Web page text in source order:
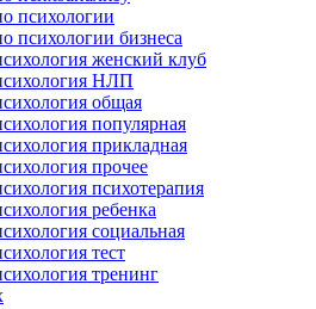
психологии
психологии бизнеса
женский клуб
НЛП
общая
популярная
прикладная
прочее
психотерапия
ребенка
социальная
тест
тренинг